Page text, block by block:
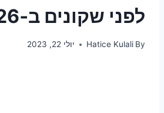
לפני שקונים ב‑2026
By
Hatice Kulali יולי 22, 2023